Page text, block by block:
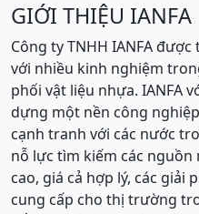
GIỚI THIỆU IANFA
Công ty TNHH IANFA
với nhiều kinh nghiệm
phối vật liệu nhựa. IANFA
dựng một nền công
cạnh tranh với các nước
nỗ lực tìm kiếm các
cao, giá cả hợp lý, các giải
cung cấp cho thị trường